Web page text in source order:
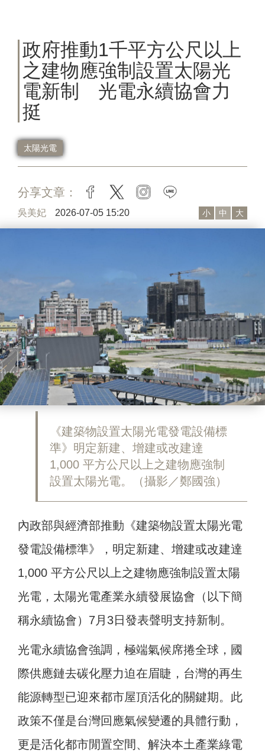
政府推動1千平方公尺以上
之建物應強制設置太陽光
電新制 光電永續協會力
挺
太陽光電
分享文章： facebook
twitter instagram
吳美妃 2026-07-05 15:20 小 中 大
《建築物設置太陽光電發電設備標
準》明定新建、增建或改建達
1,000 平方公尺以上之建物應強制
設置太陽光電。（攝影／鄭國強）
內政部與經濟部推動《建築物設置太陽光電
發電設備標準》，明定新建、增建或改建達
1,000 平方公尺以上之建物應強制設置太陽
光電，太陽光電產業永續發展協會（以下簡
稱永續協會）7月3日發表聲明支持新制。
光電永續協會強調，極端氣候席捲全球，國
際供應鏈去碳化壓力迫在眉睫，台灣的再生
能源轉型已迎來都市屋頂活化的關鍵期。此
政策不僅是台灣回應氣候變遷的具體行動，
更是活化都市閒置空間、解決本土產業綠電